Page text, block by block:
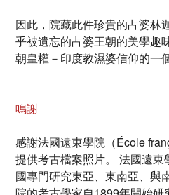
因此，院藏此件珍貴的占婆林
乎被遺忘的占婆王朝的美學趣
朝皇權－印度教濕婆信仰的一
鳴謝
感謝法國遠東學院（École
提供考古檔案照片。 法國遠
國專門研究東亞、東南亞、與